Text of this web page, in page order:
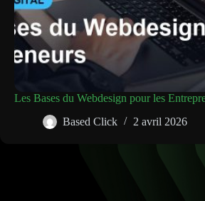
Les Bases du Webdesign pour les
Based Click
2 avril 2026